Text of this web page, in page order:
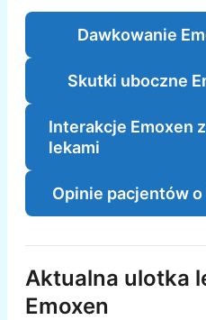
Dawkowanie
Skutki uboczne
Interakcje Emoxen
lekami
Opinie pacjentów o
Aktualna ulotka
Emoxen